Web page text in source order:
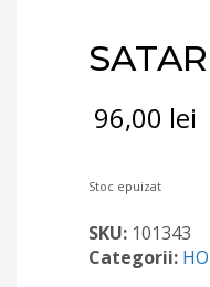
96,00 lei
Stoc epuizat
SKU: 101343
Categorii: